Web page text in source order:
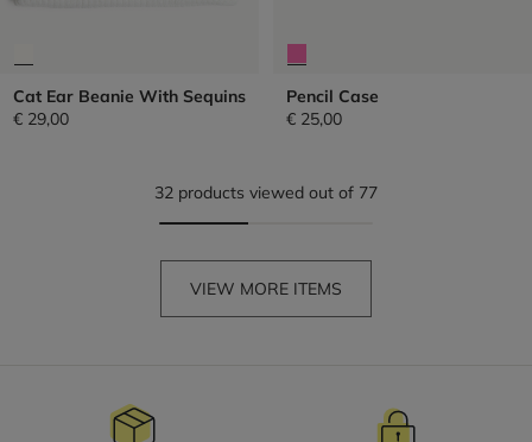
Cat Ear Beanie With Sequins
€ 29,00
Pencil Case
€ 25,00
32 products viewed out of 77
VIEW MORE ITEMS